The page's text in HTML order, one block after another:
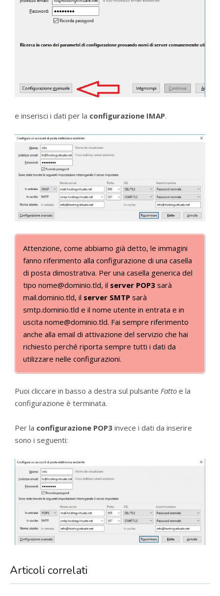
e inserisci i dati per la configurazione IMAP.
Attenzione, come abbiamo già detto, le immagini
fanno riferimento alla configurazione di una casella
di posta dimostrativa. Per una casella generica del
tipo nome@dominio.tld, il server POP3 sarà
mail.dominio.tld, il server SMTP sarà
smtp.dominio.tld e il nome utente in entrata e in
uscita nome@dominio.tld. Fai sempre riferimento
anche alla email di attivazione del servizio che hai
richiesto perché riporta sempre tutti i dati da
utilizzare nelle configurazioni.
Puoi cliccare in basso a destra sul pulsante Fatto e la
configurazione è terminata.
Per la configurazione POP3 invece i dati da inserire
sono i seguenti:
Articoli correlati